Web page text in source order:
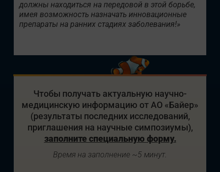
должны находиться на передовой в этой борьбе,
имея возможность назначать инновационные
препараты на ранних стадиях заболевания!»
Чтобы получать актуальную научно-
медицинскую информацию от АО «Байер»
(результаты последних исследований,
приглашения на научные симпозиумы),
заполните специальную форму.
Время на заполнение ~5 минут.